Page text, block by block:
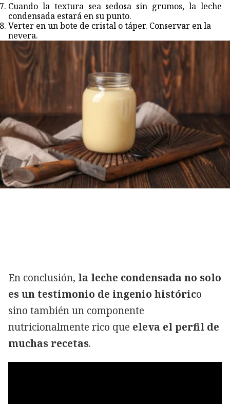
Cuando la textura sea sedosa sin grumos, la leche
condensada estará en su punto.
Verter en un bote de cristal o táper. Conservar en la
nevera.
En conclusión, la leche condensada no solo
es un testimonio de ingenio histórico
sino también un componente
nutricionalmente rico que eleva el perfil de
muchas recetas.